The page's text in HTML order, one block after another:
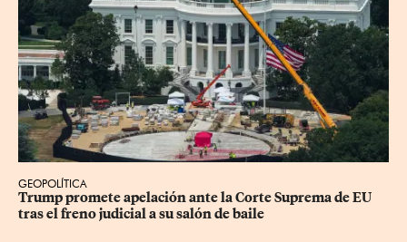
GEOPOLÍTICA
Trump promete apelación ante la Corte Suprema de EU
tras el freno judicial a su salón de baile